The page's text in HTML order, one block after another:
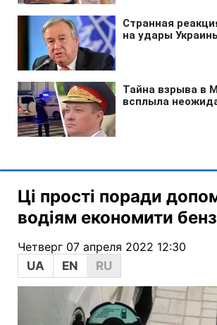
Ці прості поради
водіям економити
Четверг 07 апреля 2022 12:30
UA
EN RU